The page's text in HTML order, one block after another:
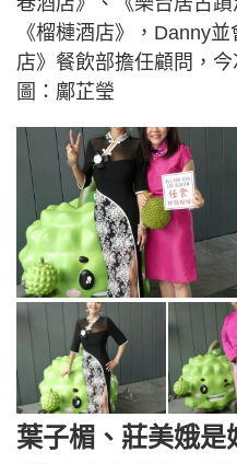
《榴槤酒店》，Danny
店》餐飲部擔任顧問，
圖：鄺芷瑩
葉子楣、莊美娥是